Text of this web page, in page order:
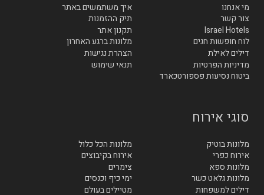
מי אנחנו
איך משתמשים באתר
צור קשר
תיק ההזמנות
Israel Hotels
תקנון אתר
לוח חופשות חגים
מלונות ברגע האחרון
דילים לאילת
הצהרת נגישות
מדיניות הפרטיות
תנאי שימוש
ביטוח נסיעות פספורטכארד
סוגי אירוח
מלונות בוטיק
מלונות הכל כלול
אירוח כפרי
אירוח בקיבוצים
מלונות ספא
צימרים
מלונות גלאט כשר
ימי כיף וכנסים
דילים למשפחות
מטיילים בעולם